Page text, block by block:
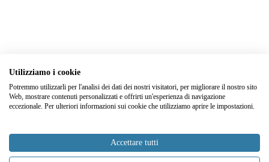
Utilizziamo i cookie
Potremmo utilizzarli per l'analisi dei dati dei nostri visitatori, per migliorare il nostro sito
Web, mostrare contenuti personalizzati e offrirti un'esperienza di navigazione
eccezionale. Per ulteriori informazioni sui cookie che utilizziamo aprire le impostazioni.
Accettare tutti